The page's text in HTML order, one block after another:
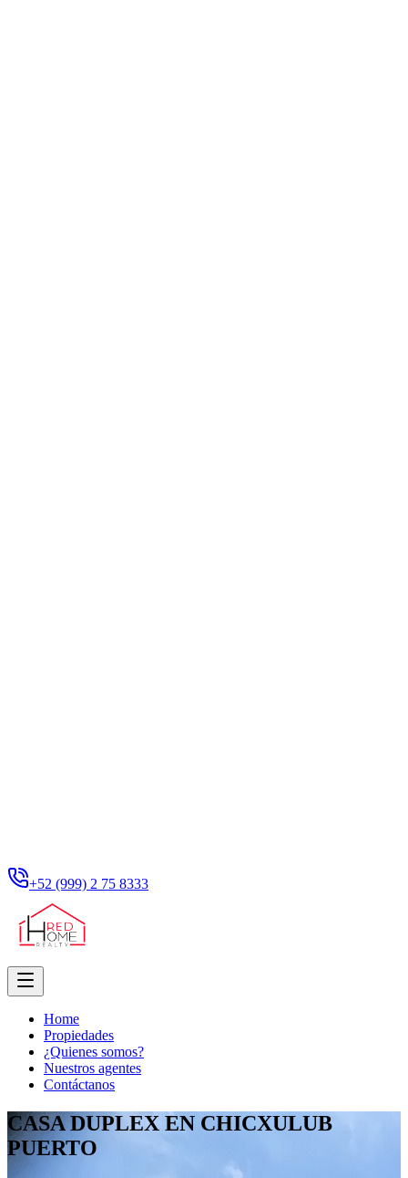
+52 (999) 2 75 8333
Home
Propiedades
¿Quienes somos?
Nuestros agentes
Contáctanos
CASA DUPLEX EN CHICXULUB
PUERTO